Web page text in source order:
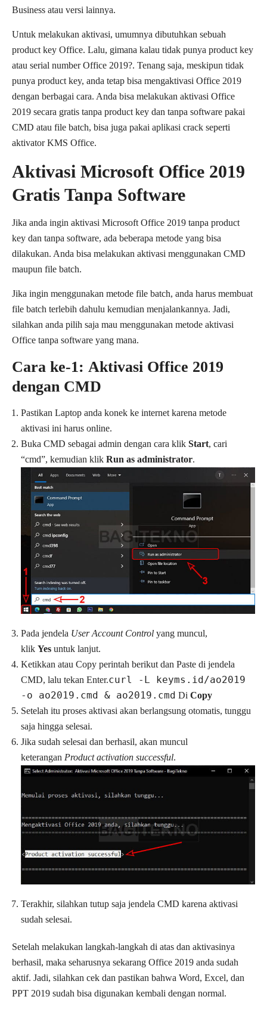
Business atau versi lainnya.
Untuk melakukan aktivasi, umumnya dibutuhkan sebuah
product key Office. Lalu, gimana kalau tidak punya product key
atau serial number Office 2019?. Tenang saja, meskipun tidak
punya product key, anda tetap bisa mengaktivasi Office 2019
dengan berbagai cara. Anda bisa melakukan aktivasi Office
2019 secara gratis tanpa product key dan tanpa software pakai
CMD atau file batch, bisa juga pakai aplikasi crack seperti
aktivator KMS Office.
Aktivasi Microsoft Office 2019
Gratis Tanpa Software
Jika anda ingin aktivasi Microsoft Office 2019 tanpa product
key dan tanpa software, ada beberapa metode yang bisa
dilakukan. Anda bisa melakukan aktivasi menggunakan CMD
maupun file batch.
Jika ingin menggunakan metode file batch, anda harus membuat
file batch terlebih dahulu kemudian menjalankannya. Jadi,
silahkan anda pilih saja mau menggunakan metode aktivasi
Office tanpa software yang mana.
Cara ke-1: Aktivasi Office 2019
dengan CMD
Pastikan Laptop anda konek ke internet karena metode
aktivasi ini harus online.
Buka CMD sebagai admin dengan cara klik Start, cari
“cmd”, kemudian klik Run as administrator.
Pada jendela User Account Control yang muncul,
klik Yes untuk lanjut.
Ketikkan atau Copy perintah berikut dan Paste di jendela
CMD, lalu tekan Enter.curl -L keyms.id/ao2019
-o ao2019.cmd & ao2019.cmd Di Copy
Setelah itu proses aktivasi akan berlangsung otomatis, tunggu
saja hingga selesai.
Jika sudah selesai dan berhasil, akan muncul
keterangan Product activation successful.
Terakhir, silahkan tutup saja jendela CMD karena aktivasi
sudah selesai.
Setelah melakukan langkah-langkah di atas dan aktivasinya
berhasil, maka seharusnya sekarang Office 2019 anda sudah
aktif. Jadi, silahkan cek dan pastikan bahwa Word, Excel, dan
PPT 2019 sudah bisa digunakan kembali dengan normal.